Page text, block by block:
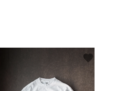
favorite